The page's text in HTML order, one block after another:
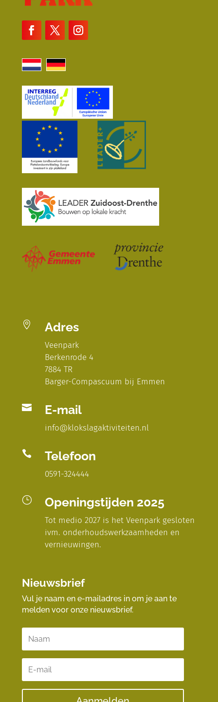
 Adres
Veenpark
Berkenrode 4
7884 TR
Barger-Compascuum bij Emmen
 E-mail
info@klokslagaktiviteiten.nl
 Telefoon
0591-324444
} Openingstijden 2025
Tot medio 2027 is het Veenpark gesloten
ivm. onderhoudswerkzaamheden en
vernieuwingen.
Nieuwsbrief
Vul je naam en e-mailadres in om je aan te
melden voor onze nieuwsbrief.